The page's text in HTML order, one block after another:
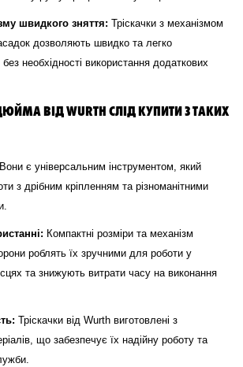
швидкого зняття: Тріскачки з механізмом
дозволяють швидко та легко
необхідності використання додаткових
ВІД WURTH СЛІД КУПИТИ З ТАКИХ
Вони є універсальним інструментом, який
з дрібним кріпленням та різноманітними
Компактні розміри та механізм
роблять їх зручними для роботи у
та знижують витрати часу на виконання
Тріскачки від Wurth виготовлені з
що забезпечує їх надійну роботу та